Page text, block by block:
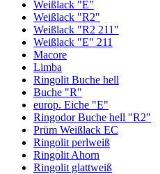
Weißlack "E"
Weißlack "R2"
Weißlack "R2 211"
Weißlack "E" 211
Macore
Limba
Ringolit Buche hell
Buche "R"
europ. Eiche "E"
Ringodor Buche hell "R2"
Prüm Weißlack EC
Ringolit perlweiß
Ringolit Ahorn
Ringolit glattweiß